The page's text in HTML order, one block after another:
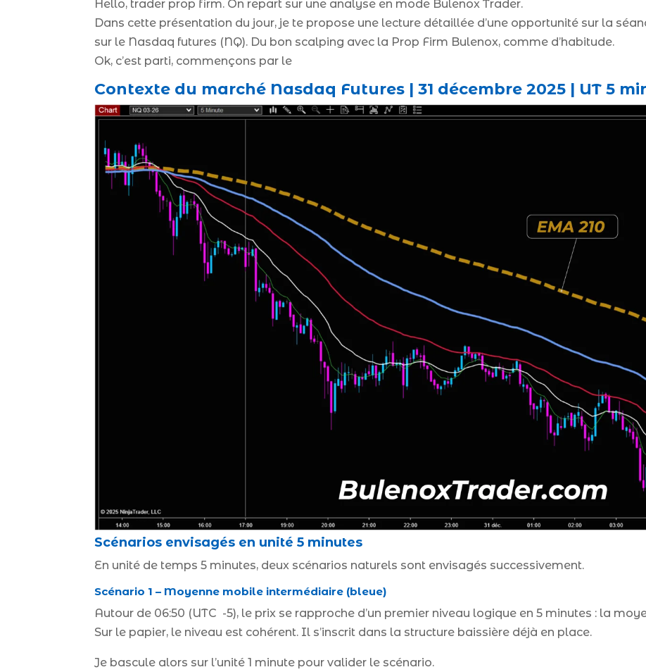
Hello, trader prop firm. On repart sur une analyse en mode Bulenox Trader.
Dans cette présentation du jour, je te propose une lecture détaillée d’une opportunité sur la
sur le Nasdaq futures (NQ). Du bon scalping avec la Prop Firm Bulenox, comme d’habitude.
Ok, c’est parti, commençons par le
Contexte du marché Nasdaq Futures | 31 décembre 2025 | UT 5
Scénarios envisagés en unité 5 minutes
En unité de temps 5 minutes, deux scénarios naturels sont envisagés successivement.
Scénario 1 – Moyenne mobile intermédiaire (bleue)
Autour de 06:50 (UTC -5), le prix se rapproche d’un premier niveau logique en 5 minutes : la
Sur le papier, le niveau est cohérent. Il s’inscrit dans la structure baissière déjà en place.
Je bascule alors sur l’unité 1 minute pour valider le scénario.